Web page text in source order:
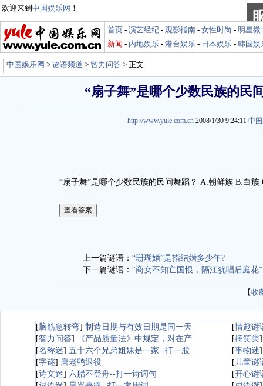
欢迎来到 中国娱乐网 ！
首页 - 演艺经纪 - 观影指南 - 女性时尚 - 明星微
新闻 - 内地娱乐 - 港台娱乐 - 日本娱乐 - 韩国娱
中国娱乐网 > 谜语频道 > 智力问答 > 正文
“扇子舞”是哪个少数民族的民
http://www.yule.com.cn 2008/1/30 9:24:11 中
“扇子舞”是哪个少数民族的民间舞蹈？ A:朝鲜族 B:白族
上一篇谜语： “珊瑚婚”是指结婚多少年?
下一篇谜语： “商女不知亡国恨，隔江犹唱后庭花
【收
[脑筋急转弯] 制造日期与有效日期是同一天 [情趣谜
[智力问答] 《产品质量法》中规定，对在产 [搞笑类
[名称迷] 五十六个兄弟姐妹是一家--打一股 [事物迷
[字谜] 唐老鸭退役 [ 儿童谜
[诗文迷] 六腊不登舟--打一诗词句 [开心谜